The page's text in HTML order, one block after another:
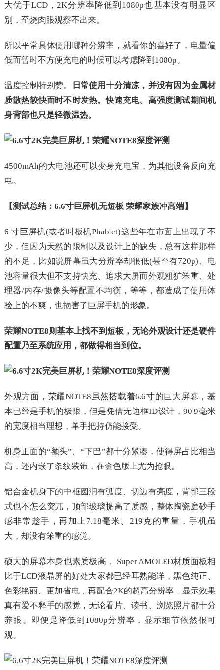
大优于LCD，2K分辨率降低到1080p也基本没有明显区
别，至烧肉眼观察不出来。
所以平常具体使用哪种分辨率，就看你的喜好了，电量偏
低而暂时不方便充电的时候可以考虑降到1080p。
温度控制特别赞。
日常使用十分清凉，并没有因为金属材
质散热较快而时不时发热。快速充电、高强度测试期间机
身背部也只是轻微温热。
4500mAh的大电池还可以变身充电宝，为其他设备反向充
电。
【测试总结：6.6寸巨屏机无短板 荣耀家族冲高端】
6 寸巨屏机(或者叫板机Phablet)这些年在市面上出现了不
少，但因为天然的限制以及设计上的缺失，总有这样那样
的不足，比如说屏幕虽大分辨率却很低(甚至有720p)、电
池容量很大但不支持快充、追求大屏而外观粗犷笨重、处
理器/内存/摄像头等配置不均衡，等等，都造成了使用体
验上的不爽，也损害了巨屏手机的形象。
荣耀NOTE8则基本上找不到短板，无论外观设计还是硬件
配置乃至系统应用，都做得相当到位。
外观方面，荣耀NOTE8虽然搭载着6.6寸的巨大屏幕，基
本已经是手机的极限，但是凭借无边框ID设计，90.9毫米
的宽度相当理想，单手把持仍能接受。
机身正面的“额头”、“下巴”都十分紧凑，使得屏占比相当
高，还内嵌了条纹装饰，在金色版上尤为抢眼。
铝合金机身下的中框圆润有弧度、切边有亮度，背部三段
式也不怎么突兀，顶部玻璃提高了质感，整体陶瓷磨砂手
感非常趁手，再加上7.18毫米、219克的重量，手机虽
大，却没有笨重的感觉。
硕大的屏幕本身也素质极高， Super AMOLED材质面板相
比于LCD液晶屏的好处大家都已经耳熟能详，黑色纯正、
色彩艳丽、更加省电，再配合2K的超高分辨率，显示效果
真有爱不释手的感觉，无论看片、读书、浏览照片都十分
养眼。即便是降低到1080p分辨率，显示细节依然很可
观。